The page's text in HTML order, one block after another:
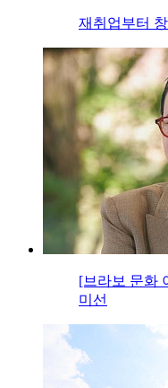
재취업부터
[브라보 문화
미선